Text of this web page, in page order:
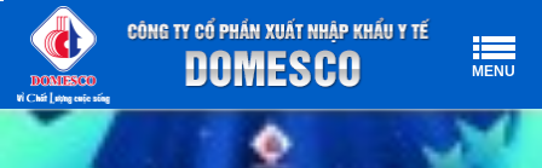
MENU